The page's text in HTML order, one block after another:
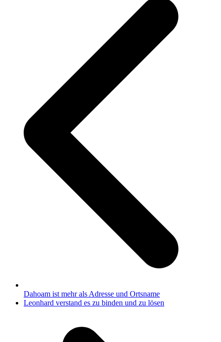
Dahoam ist mehr als Adresse und Ortsname
Nächster
Leonhard verstand es zu binden und zu lösen